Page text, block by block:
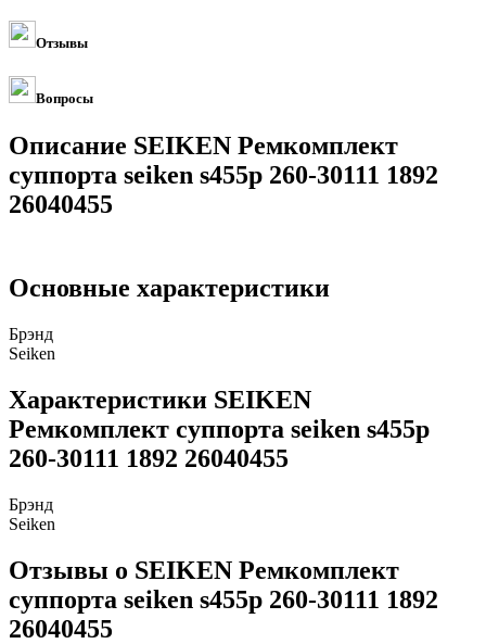
Отзывы
Вопросы
Описание SEIKEN Ремкомплект
суппорта seiken s455p 260-30111 1892
26040455
Основные характеристики
Брэнд
Seiken
Характеристики SEIKEN
Ремкомплект суппорта seiken s455p
260-30111 1892 26040455
Брэнд
Seiken
Отзывы о SEIKEN Ремкомплект
суппорта seiken s455p 260-30111 1892
26040455